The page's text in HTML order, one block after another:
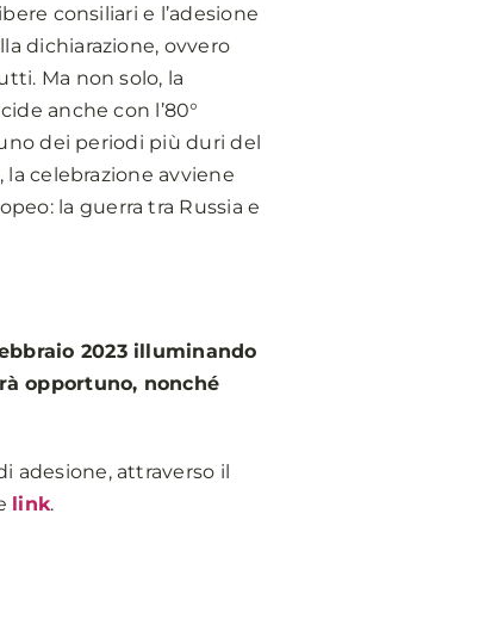
consiliari e l’adesione
dichiarazione, ovvero
Ma non solo, la
anche con l’80°
dei periodi più duri del
celebrazione avviene
la guerra tra Russia e
2023 illuminando
opportuno, nonché
adesione, attraverso il
link.